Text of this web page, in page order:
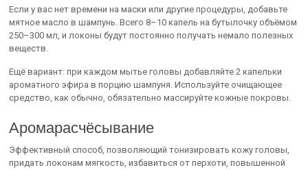
Если у вас нет времени на маски или другие процедуры, добавьте
мятное масло в шампунь. Всего 8–10 капель на бутылочку объёмом
250–300 мл, и локоны будут постоянно получать немало полезных
веществ.
Ещё вариант: при каждом мытье головы добавляйте 2 капельки
ароматного эфира в порцию шампуня. Используйте очищающее
средство, как обычно, обязательно массируйте кожные покровы.
Аромарасчёсывание
Эффективный способ, позволяющий тонизировать кожу головы,
придать локонам мягкость, избавиться от перхоти, повышенной